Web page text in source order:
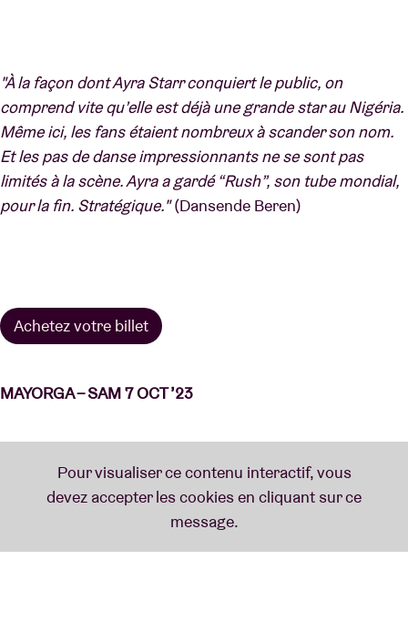
"À la façon dont Ayra Starr conquiert le public, on
comprend vite qu’elle est déjà une grande star au Nigéria.
Même ici, les fans étaient nombreux à scander son nom.
Et les pas de danse impressionnants ne se sont pas
limités à la scène. Ayra a gardé “Rush”, son tube mondial,
pour la fin. Stratégique."(Dansende Beren)
Achetez votre billet
MAYORGA – SAM 7 OCT ’23